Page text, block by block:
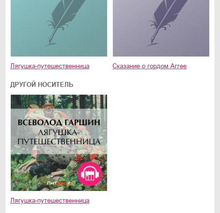
Лягушка-путешественница Сказание о гордом Аггее
ДРУГОЙ НОСИТЕЛЬ
Лягушка-путешественница